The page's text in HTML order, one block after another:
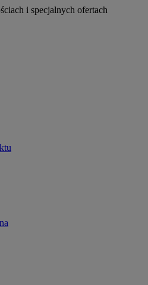
i specjalnych ofertach